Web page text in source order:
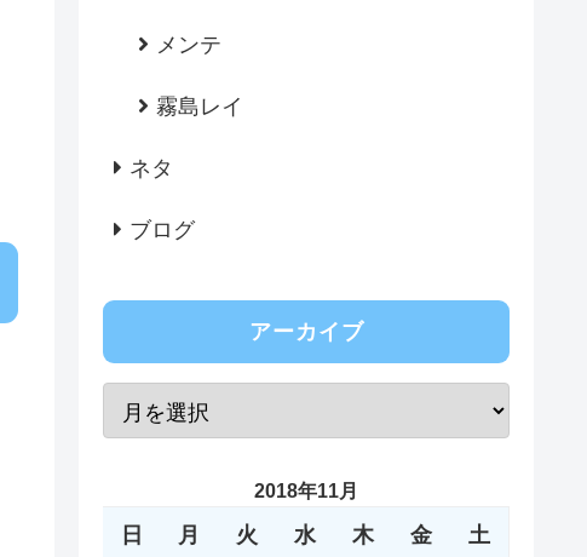
メンテ
霧島レイ
ネタ
ブログ
アーカイブ
2018年11月
日 月 火 水 木 金 土